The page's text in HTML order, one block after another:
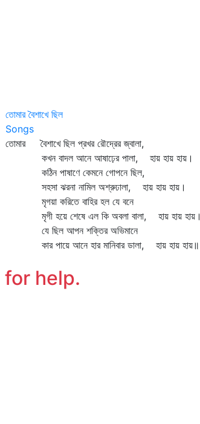
তোমার বৈশাখে ছিল
Songs
তোমার বৈশাখে ছিল প্রখর রৌদ্রের জ্বালা,
কখন বাদল আনে আষাঢ়ের পালা, হায় হায় হায়।
কঠিন পাষাণে কেমনে গোপনে ছিল,
সহসা ঝরনা নামিল অশ্রুঢালা, হায় হায় হায়।
মৃগয়া করিতে বাহির হল যে বনে
মৃগী হয়ে শেষে এল কি অবলা বালা, হায় হায় হায়।
যে ছিল আপন শক্তির অভিমানে
কার পায়ে আনে হার মানিবার ডালা, হায় হায় হায়॥
for help.